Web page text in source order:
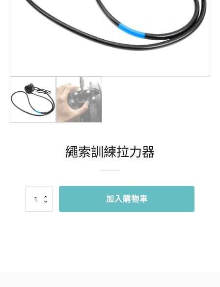
繩索訓練拉力器
訓
加入購物車